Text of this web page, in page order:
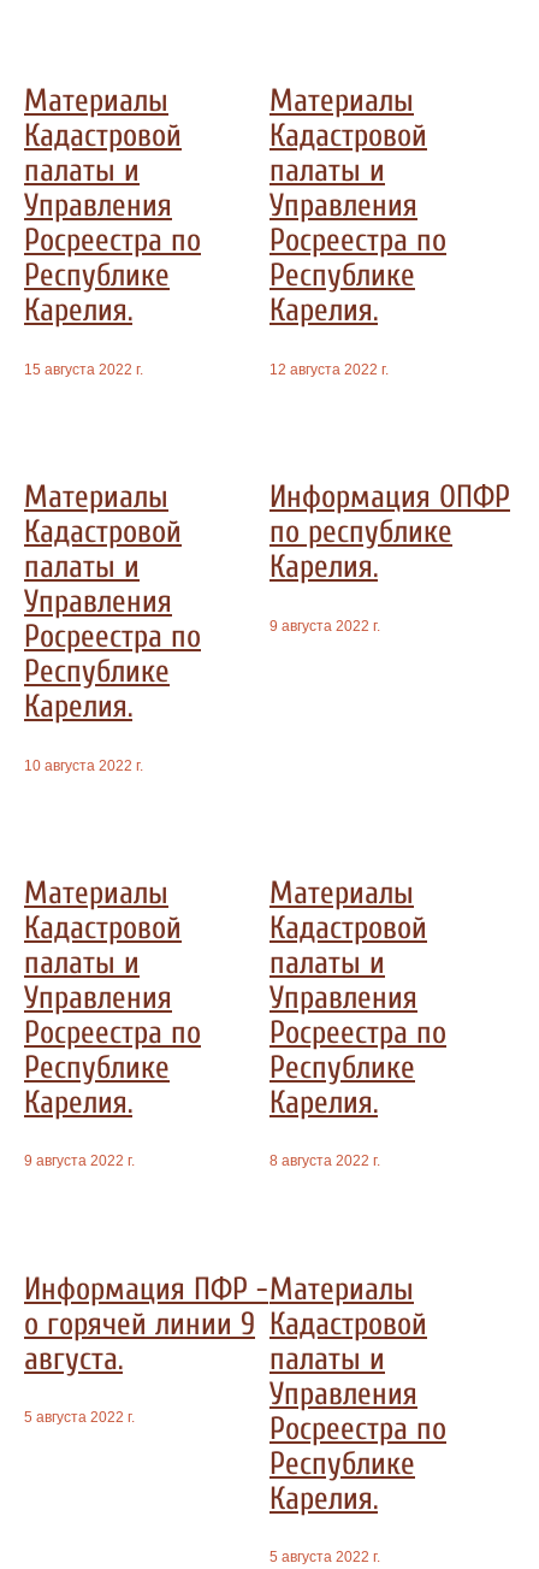
Материалы
Кадастровой
палаты и
Управления
Росреестра по
Республике
Карелия.
15 августа 2022 г.
Материалы
Кадастровой
палаты и
Управления
Росреестра по
Республике
Карелия.
12 августа 2022 г.
Материалы
Кадастровой
палаты и
Управления
Росреестра по
Республике
Карелия.
10 августа 2022 г.
Информация ОПФР
по республике
Карелия.
9 августа 2022 г.
Материалы
Кадастровой
палаты и
Управления
Росреестра по
Республике
Карелия.
9 августа 2022 г.
Материалы
Кадастровой
палаты и
Управления
Росреестра по
Республике
Карелия.
8 августа 2022 г.
Информация ПФР -
о горячей линии 9
августа.
5 августа 2022 г.
Материалы
Кадастровой
палаты и
Управления
Росреестра по
Республике
Карелия.
5 августа 2022 г.